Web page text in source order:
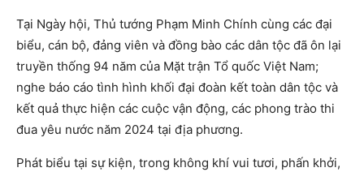
Tại Ngày hội, Thủ tướng Phạm Minh Chính cùng các đại
biểu, cán bộ, đảng viên và đồng bào các dân tộc đã ôn lại
truyền thống 94 năm của Mặt trận Tổ quốc Việt Nam;
nghe báo cáo tình hình khối đại đoàn kết toàn dân tộc và
kết quả thực hiện các cuộc vận động, các phong trào thi
đua yêu nước năm 2024 tại địa phương.
Phát biểu tại sự kiện, trong không khí vui tươi, phấn khởi,